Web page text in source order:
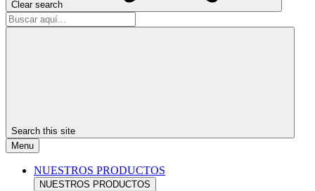
Clear search
Search this site
Menu
NUESTROS PRODUCTOS
NUESTROS PRODUCTOS